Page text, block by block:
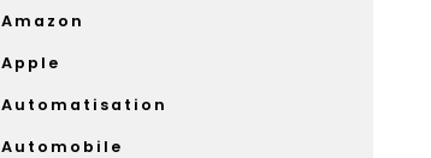
Amazon
Apple
Automatisation
Automobile